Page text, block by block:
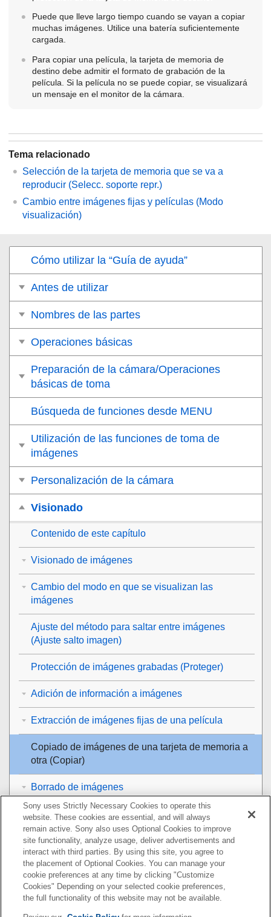
Puede que lleve largo tiempo cuando se vayan a copiar
muchas imágenes. Utilice una batería suficientemente
cargada.
Para copiar una película, la tarjeta de memoria de
destino debe admitir el formato de grabación de la
película. Si la película no se puede copiar, se visualizará
un mensaje en el monitor de la cámara.
Tema relacionado
Selección de la tarjeta de memoria que se va a
reproducir (Selecc. soporte repr.)
Cambio entre imágenes fijas y películas (Modo
visualización)
Cómo utilizar la “Guía de ayuda”
Antes de utilizar
Nombres de las partes
Operaciones básicas
Preparación de la cámara/Operaciones
básicas de toma
Búsqueda de funciones desde MENU
Utilización de las funciones de toma de
imágenes
Personalización de la cámara
Visionado
Contenido de este capítulo
Visionado de imágenes
Cambio del modo en que se visualizan las
imágenes
Ajuste del método para saltar entre imágenes
(Ajuste salto imagen)
Protección de imágenes grabadas (Proteger)
Adición de información a imágenes
Extracción de imágenes fijas de una película
Copiado de imágenes de una tarjeta de memoria a
otra (Copiar)
Borrado de imágenes
Visionado de imágenes en un televisor
Cambio de los ajustes de la cámara
Funciones disponibles con un smartphone
Utilización de un ordenador
Sony uses Strictly Necessary Cookies to operate this
website. These cookies are essential, and will always
remain active. Sony also uses Optional Cookies to improve
site functionality, analyze usage, deliver advertisements and
interact with third parties. By using this site, you agree to
the placement of Optional Cookies. You can manage your
cookie preferences at any time by clicking "Customize
Cookies" Depending on your selected cookie preferences,
the full functionality of this website may not be available.